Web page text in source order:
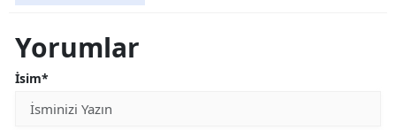
Yorumlar
İsim*